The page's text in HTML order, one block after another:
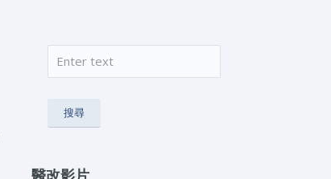
搜尋表單
搜尋
醫改影片